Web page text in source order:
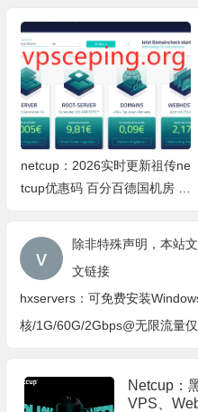
netcup：2026实时更新祖传ne
tcup优惠码 百分百德国机房 V
除非特殊声明，本站
文链接
hxservers：可免费安装
核/1G/60G/2Gbps@无限流量
Netcup：
VPS、